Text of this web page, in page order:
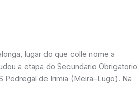
lugar do que colle nome a
a etapa do Secundario Obrigatorio
Pedregal de Irimia (Meira-Lugo). Na